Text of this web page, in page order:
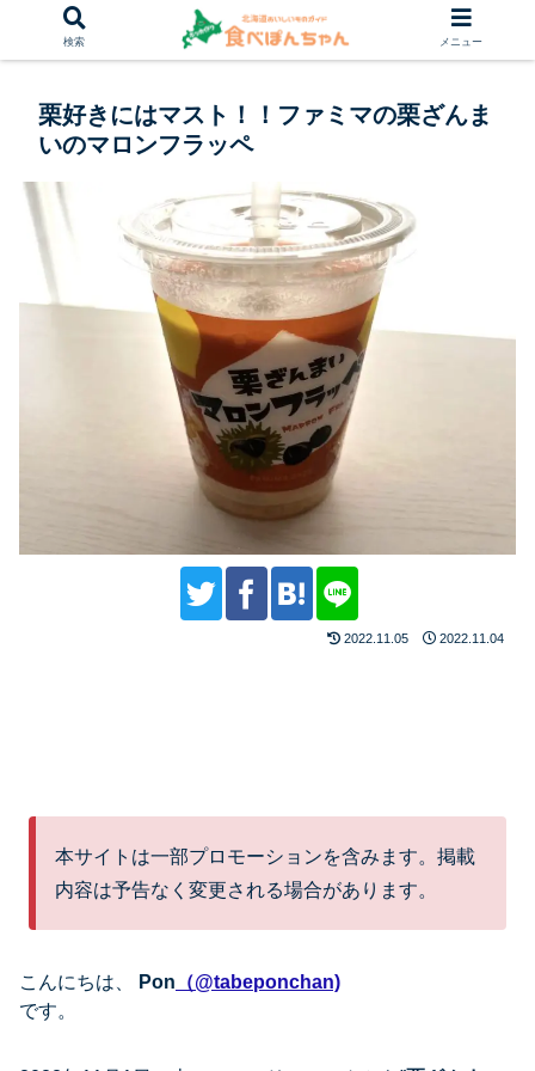
栗好きにはマスト！！ファミマの栗ざんま
いのマロンフラッペ
2022.11.05 2022.11.04
本サイトは一部プロモーションを含みます。掲載
内容は予告なく変更される場合があります。
こんにちは、 Pon （@tabeponchan)
です。
検索 メニュー